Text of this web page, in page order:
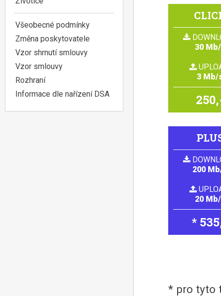
Všeobecné podmínky
Změna poskytovatele
Vzor shrnutí smlouvy
Vzor smlouvy
Rozhraní
Informace dle nařízení DSA
30
3 Mb/
200
20
*
* pro tyto